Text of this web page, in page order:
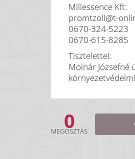
Millessence Kft:
promtzoll@t-
0670-324-5223
0670-615-8285
Tisztelettel:
Molnár Józsefné
0
MEGOSZTÁS